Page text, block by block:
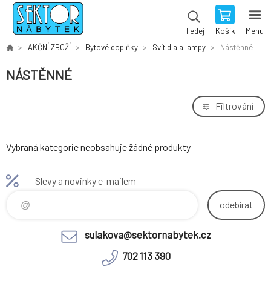
Hledej Košík Menu
AKČNÍ ZBOŽÍ Bytové doplňky Svítidla a lampy Nástěnné
NÁSTĚNNÉ
Filtrování
Vybraná kategorie neobsahuje žádné produkty
Slevy a novinky e-mailem
odebírat
sulakova@sektornabytek.cz
702 113 390